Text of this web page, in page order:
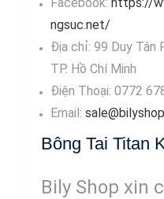
ngsuc.net/
Địa chỉ: 99 Duy Tân
TP. Hồ Chí Minh
Điện Thoại: 0772
Email:
Bông Tai Titan
Bily Shop xin